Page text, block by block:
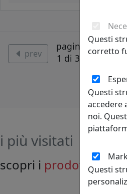
prev
pagina
1 di 30
next
i più visitati
scopri i prodottiche
Questi
corretto
Questi
accedere
noi.
Questi